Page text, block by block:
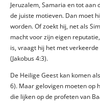
Jeruzalem, Samaria en tot aan
de juiste motieven. Dan moet
worden. Of zoekt hij, net als
macht voor zijn eigen
is, vraagt ​​hij het met
(Jakobus 4:3).
De Heilige Geest kan komen
6). Maar gelovigen moeten op
die lijken op de profeten van